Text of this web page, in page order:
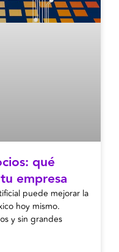
qué
empresa
puede mejorar la
hoy mismo.
y sin grandes